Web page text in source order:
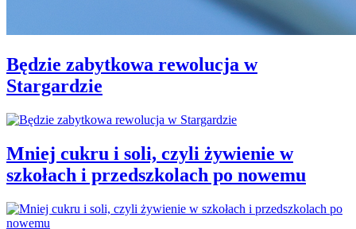
Będzie zabytkowa rewolucja w
Stargardzie
Mniej cukru i soli, czyli żywienie w
szkołach i przedszkolach po nowemu